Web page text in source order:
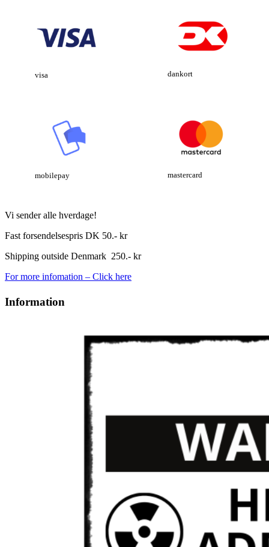
visa dankort
mobilepay mastercard
Vi sender alle hverdage!
Fast forsendelsespris DK 50.- kr
Shipping outside Denmark 250.- kr
For more infomation – Click here
Information